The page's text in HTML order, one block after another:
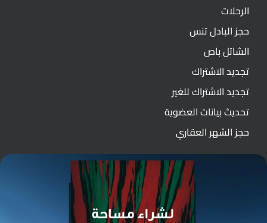
الرحلات
حجز البادل تنس
الشاتل باص
تجديد الاشتراك
تجديد الاشتراك للغير
تحديث بيانات العضوية
حجز الشهر العقاري